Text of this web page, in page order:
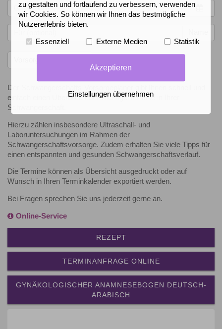
Der Schwangerschafts-Vorsorgeplaner gibt Ihnen schnell und
einfach einen Überblick über wichtige Termine in Ihrer
Schwangerschaft.
Hierzu zählen insbesondere Ultraschall- und
Laboruntersuchungen im Rahmen der
Schwangerschaftsvorsorge. Zudem erhalten Sie viele Tipps für
einen entspannten und gesunden Schwangerschaftsverlauf.
Die Termine können als Übersicht ausgedruckt oder auf
Wunsch in Ihren Terminkalender exportiert werden.
Bei Fragen sprechen Sie uns jederzeit gerne an.
Online-Service
REZEPT
TERMINANFRAGE ONLINE
GYNÄKOLOGISCHER ANAMNESEBOGEN DEUTSCH-
ARABISCH
zu gestalten und fortlaufend zu verbessern, verwenden
wir Cookies. So können wir Ihnen das bestmögliche
Nutzererlebnis bieten.
Essenziell Externe Medien Statistik
Akzeptieren
Einstellungen übernehmen